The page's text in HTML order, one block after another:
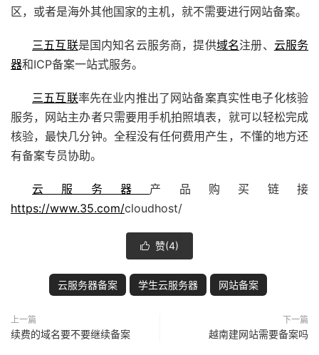
区，或者是海外其他国家的主机，就不需要进行网站备案。
三五互联是国内知名云服务商，提供域名注册、 云服务
器和ICP备案一站式服务。
三五互联率先在业内推出了网站备案真实性电子化核验
服务，网站主办者只需要用手机拍照填表，就可以轻松完成
核验，最快几分钟。全程没有任何费用产生，不懂的地方还
有备案专员协助。
云服务器 产品购买链接
https://www.35.com/cloudhost/
 赞(4)
云服务器备案 学生云服务器 网站备案
上一篇
续费的域名要不要继续备案
下一篇
越南建网站需要备案吗